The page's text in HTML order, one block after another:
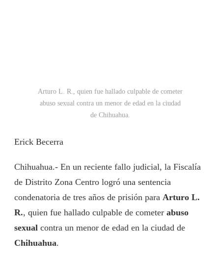
Arturo L. R., quien fue hallado culpable de cometer
abuso sexual contra un menor de edad en la ciudad
de Chihuahua.
Erick Becerra
Chihuahua.- En un reciente fallo judicial, la Fiscalía
de Distrito Zona Centro logró una sentencia
condenatoria de tres años de prisión para Arturo L.
R., quien fue hallado culpable de cometer abuso
sexual contra un menor de edad en la ciudad de
Chihuahua.